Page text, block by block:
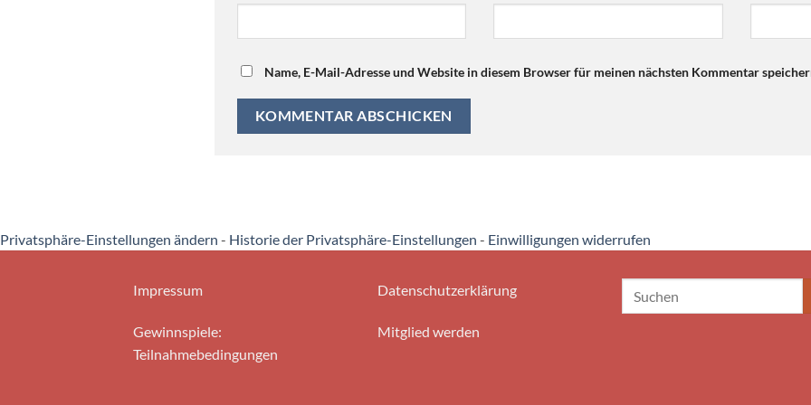
Name, E-Mail-Adresse und Website in diesem Browser für meinen nächsten Kommentar
Privatsphäre-Einstellungen ändern - Historie der Privatsphäre-Einstellungen - Einwilligungen widerrufen
Impressum
Gewinnspiele:
Teilnahmebedingungen
Datenschutzerklärung
Mitglied werden